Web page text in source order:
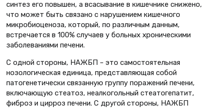
синтез его повышен, а всасывание в кишечнике снижено,
что может быть связано с нарушением кишечного
микробиоценоза, который, по различным данным,
встречается в 100% случаев у больных хроническими
заболеваниями печени.
С одной стороны, НАЖБП – это самостоятельная
нозологическая единица, представляющая собой
патогенетически связанную группу поражений печени,
включающую стеатоз, неалкогольный стеатогепатит,
фиброз и цирроз печени. С другой стороны, НАЖБП